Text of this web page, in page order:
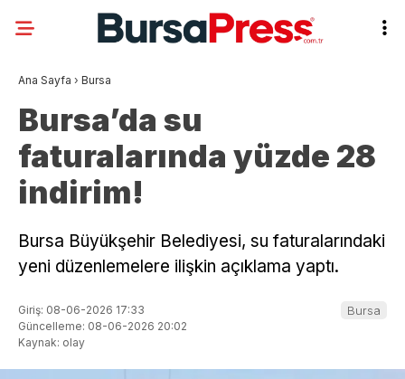
Ana Sayfa › Bursa
Bursa’da su
faturalarında yüzde 28
indirim!
Bursa Büyükşehir Belediyesi, su faturalarındaki
yeni düzenlemelere ilişkin açıklama yaptı.
Giriş: 08-06-2026 17:33
Güncelleme: 08-06-2026 20:02
Kaynak: olay
Bursa